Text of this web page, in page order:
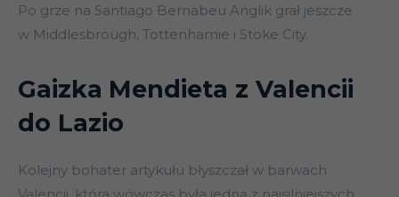
Po grze na Santiago Bernabeu Anglik grał jeszcze
w Middlesbrough, Tottenhamie i Stoke City.
Gaizka Mendieta z Valencii
do Lazio
Kolejny bohater artykułu błyszczał w barwach
Valencii, która wówczas była jedną z najsilniejszych